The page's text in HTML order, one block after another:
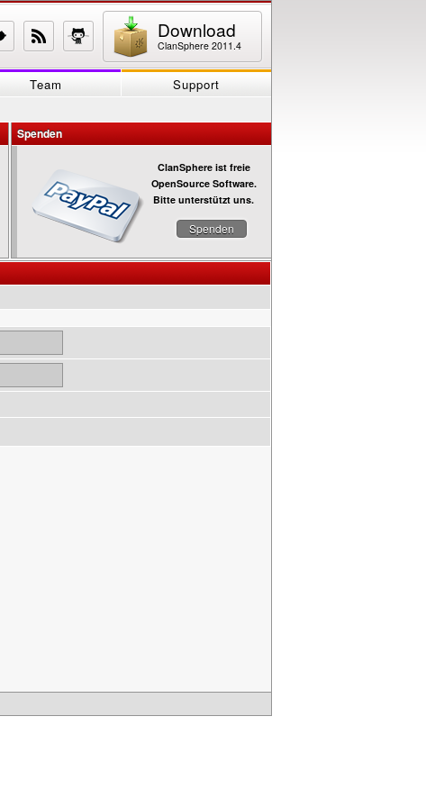
Download
ClanSphere 2011.4
Team Support
Spenden
ClanSphere ist freie
OpenSource Software.
Bitte unterstützt uns.
Spenden